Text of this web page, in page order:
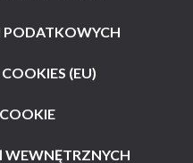
PODATKOWYCH
(EU)